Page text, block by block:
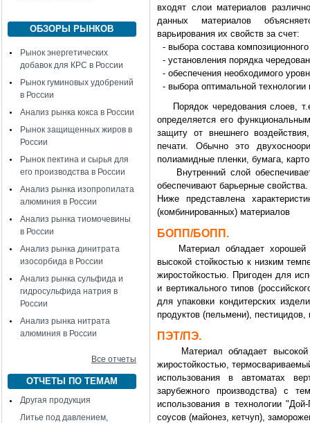
ОБЗОРЫ РЫНКОВ
Рынок энергетических
добавок для КРС в России
Рынок гуминовых удобрений
в России
Анализ рынка кокса в России
Рынок защищенных жиров в
России
Рынок пектина и сырья для
его производства в России
Анализ рынка изопропилата
алюминия в России
Анализ рынка тиомочевины
в России
Анализ рынка динитрата
изосорбида в России
Анализ рынка сульфида и
гидросульфида натрия в
России
Анализ рынка нитрата
алюминия в России
Все отчеты
ОТЧЕТЫ ПО ТЕМАМ
Другая продукция
Литье под давлением,
входят слои материалов
данных материалов
варьирования их свойств за счет:
- выбора состава
- установления порядка
- обеспечения необходимого
- выбора оптимальной
Порядок чередования слоев,
определяется его
защиту от внешнего
печати. Обычно это
полиамидные пленки, бумага,
Внутренний слой
обеспечивают барьерные свойства.
Ниже представлена
(комбинированных) материалов
БОПП/БОПП.
Материал обладает хорошей
высокой стойкостью к низким
жиростойкостью. Пригоден для
и вертикального типов
для упаковки кондитерских
продуктов (пельмени),
ПЭТ/ПЭ.
Материал обладает высокой
жиростойкостью,
использования в автоматах
зарубежного производства) с
использования в технологии
соусов (майонез, кетчуп),